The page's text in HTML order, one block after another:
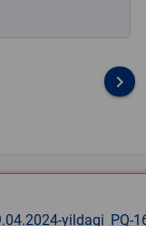
keyboard_arrow_right
yildagi